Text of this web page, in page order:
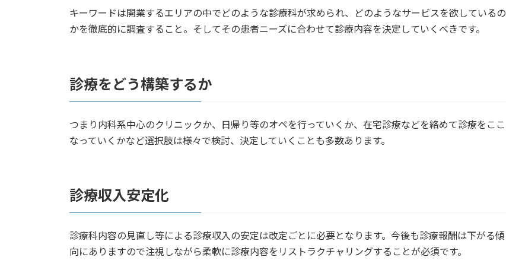
キーワードは開業するエリアの中でどのような診療科が求められ、どのようなサービスを欲しているの
かを徹底的に調査すること。そしてその患者ニーズに合わせて診療内容を決定していくべきです。
診療をどう構築するか
つまり内科系中心のクリニックか、日帰り等のオペを行っていくか、在宅診療などを絡めて診療をここ
なっていくかなど選択肢は様々で検討、決定していくことも多数あります。
診療収入安定化
診療科内容の見直し等による診療収入の安定は改定ごとに必要となります。今後も診療報酬は下がる傾
向にありますので注視しながら柔軟に診療内容をリストラクチャリングすることが必須です。